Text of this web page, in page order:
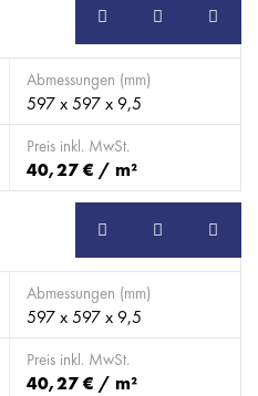
Abmessungen (mm)
597 x 597 x 9,5
Preis inkl. MwSt.
40,27 € / m²
Abmessungen (mm)
597 x 597 x 9,5
Preis inkl. MwSt.
40,27 € / m²